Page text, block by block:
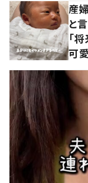
産
と
「
可